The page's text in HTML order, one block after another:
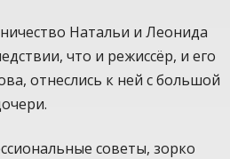
Натальи и Леонида
что и режиссёр, и его
отнеслись к ней с большой
советы, зорко